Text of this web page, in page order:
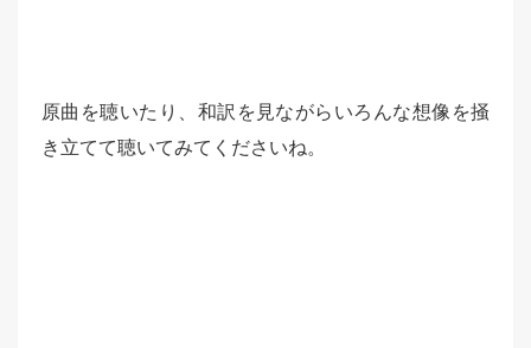
原曲を聴いたり、和訳を見ながらいろんな想像を掻
き立てて聴いてみてくださいね。